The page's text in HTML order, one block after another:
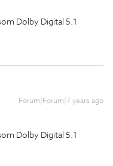
Dolby Digital 5.1
Forum|Forum|7 years ago
Dolby Digital 5.1